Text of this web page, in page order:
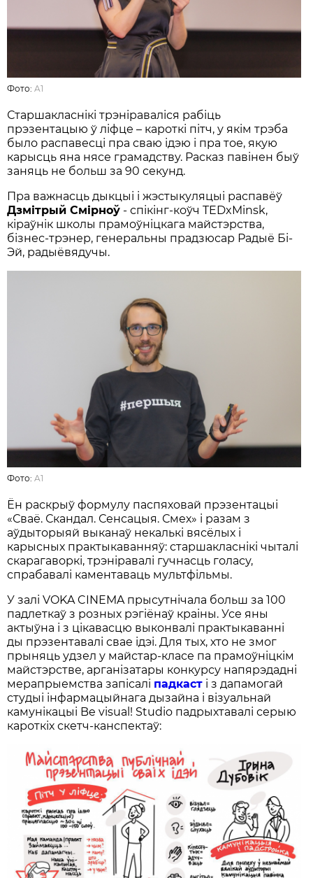
Фото:A1
Старшакласнікі трэніраваліся рабіць
прэзентацыю ў ліфце – кароткі пітч, у якім трэба
было распавесці пра сваю ідэю і пра тое, якую
карысць яна нясе грамадству. Расказ павінен быў
заняць не больш за 90 секунд.
Пра важнасць дыкцыі і жэстыкуляцыі распавёў
Дзмітрый Смірноў - спікінг-коўч TEDxMinsk,
кіраўнік школы прамоўніцкага майстэрства,
бізнес-трэнер, генеральны прадзюсар Радыё Бі-
Эй, радыёвядучы.
Фото:A1
Ён раскрыў формулу паспяховай прэзентацыі
«Сваё. Скандал. Сенсацыя. Смех» і разам з
аўдыторыяй выканаў некалькі вясёлых і
карысных практыкаванняў: старшакласнікі чыталі
скарагаворкі, трэніравалі гучнасць голасу,
спрабавалі каментаваць мультфільмы.
У залі VOKA CINEMA прысутнічала больш за 100
падлеткаў з розных рэгіёнаў краіны. Усе яны
актыўна і з цікавасцю выконвалі практыкаванні
ды прэзентавалі свае ідэі. Для тых, хто не змог
прыняць удзел у майстар-класе па прамоўніцкім
майстэрстве, арганізатары конкурсу напярэдадні
мерапрыемства запісалі падкаст і з дапамогай
студыі інфармацыйнага дызайна і візуальнай
камунікацыі Be visual! Studio падрыхтавалі серыю
кароткіх скетч-канспектаў: